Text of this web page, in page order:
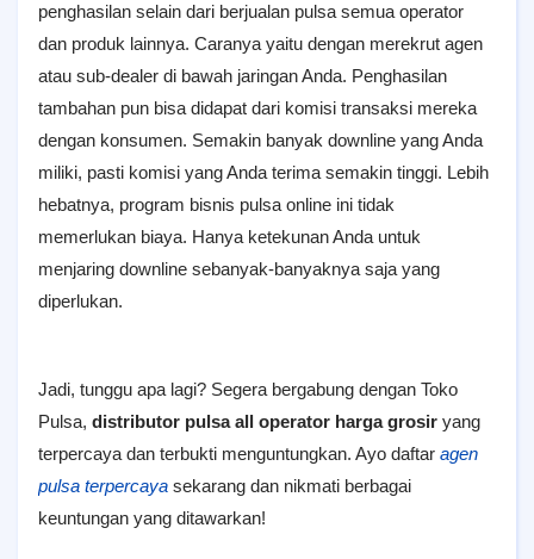
penghasilan selain dari berjualan pulsa semua operator
dan produk lainnya. Caranya yaitu dengan merekrut agen
atau sub-dealer di bawah jaringan Anda. Penghasilan
tambahan pun bisa didapat dari komisi transaksi mereka
dengan konsumen. Semakin banyak downline yang Anda
miliki, pasti komisi yang Anda terima semakin tinggi. Lebih
hebatnya, program bisnis pulsa online ini tidak
memerlukan biaya. Hanya ketekunan Anda untuk
menjaring downline sebanyak-banyaknya saja yang
diperlukan.
Jadi, tunggu apa lagi? Segera bergabung dengan Toko
Pulsa, distributor pulsa all operator harga grosir yang
terpercaya dan terbukti menguntungkan. Ayo daftar agen
pulsa terpercaya sekarang dan nikmati berbagai
keuntungan yang ditawarkan!